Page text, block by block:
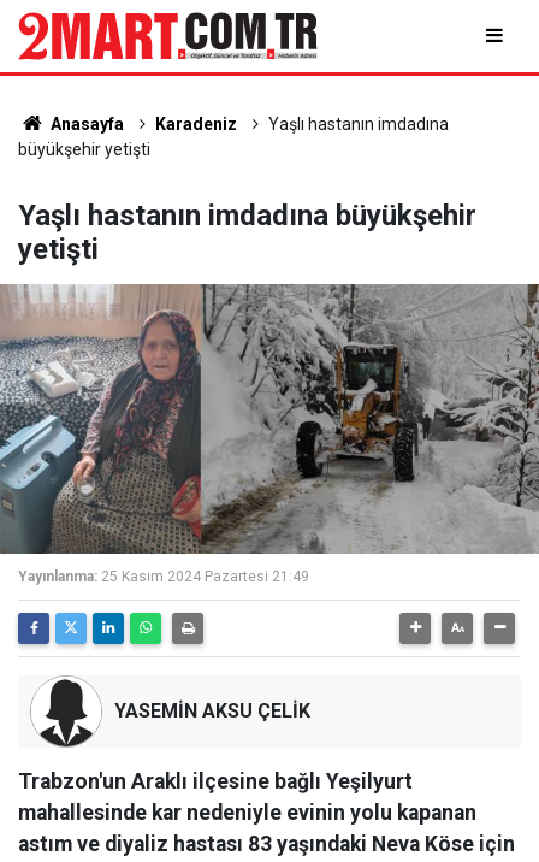
Anasayfa Karadeniz
Yaşlı hastanın imdadına
büyükşehir yetişti
Yaşlı hastanın imdadına büyükşehir
yetişti
Yayınlanma: 25 Kasım 2024 Pazartesi 21:49
YASEMİN AKSU ÇELİK
Trabzon'un Araklı ilçesine bağlı Yeşilyurt
mahallesinde kar nedeniyle evinin yolu kapanan
astım ve diyaliz hastası 83 yaşındaki Neva Köse için